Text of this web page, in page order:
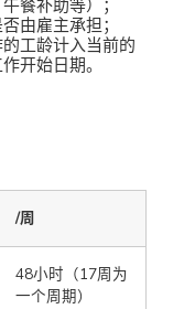
餐补助等）；
由雇主承担；
工龄计入当前的
开始日期。
/周
48小时（17周为
一个周期）